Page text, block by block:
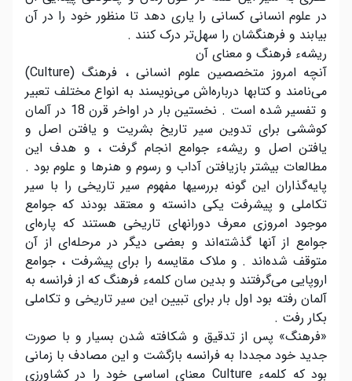
در علوم انسانی کسانی را یاری دهد تا منظور خود را در آن
بیابند و فرهنگشان را سهل‌تر درک کنند .
ریشهء فرهنگ و معنای آن
آنچه امروز متخصصین علوم انسانی ، فرهنگ (Culture)
می‌نامند و کتابها درباره‌اش می‌نویسند به انواع مختلف تعبیر
و تفسیر شده است . نخستین بار در اواخر قرن 18 در آلمان
کوششی برای تدوین سیر تاریخ بشریت و یافتن اصل و
یافتن اصل و ریشهء جوامع انجام گرفت ، و هدف این
مطالعات بیشتر بازیافتن آداب و رسوم و هنرها و علوم بود .
پایه‌گذاران این گونه بررسیها مفهوم سیر تاریخی را با سیر
تکاملی و پیشرفت یکی دانسته و معتقد بودند که جوامع
موجود امروزی معرف دورانهای تاریخی هستند که پاره‌ای
جوامع از آنها گذشته‌اند و بعضی دیگر در مرحله‌ای از آن
متوقف شده‌اند . و ملاک مقایسه را برای پیشرفت ، جوامع
اروپایی می‌گرفتند و بدین سان کلمهء فرهنگ که از فرانسه به
آلمان رفته بود اول بار برای تبیین این سیر تاریخی و تکاملی
بکار رفت .
«فرهنگ» پس از تدقیق و شکافته شدن بسیار و با صورت
جدید خود مجددا به فرانسه بازگشت و این مصادف با زمانی
بود که کلمهء Culture معنای اساسی خود را در کشاورزی